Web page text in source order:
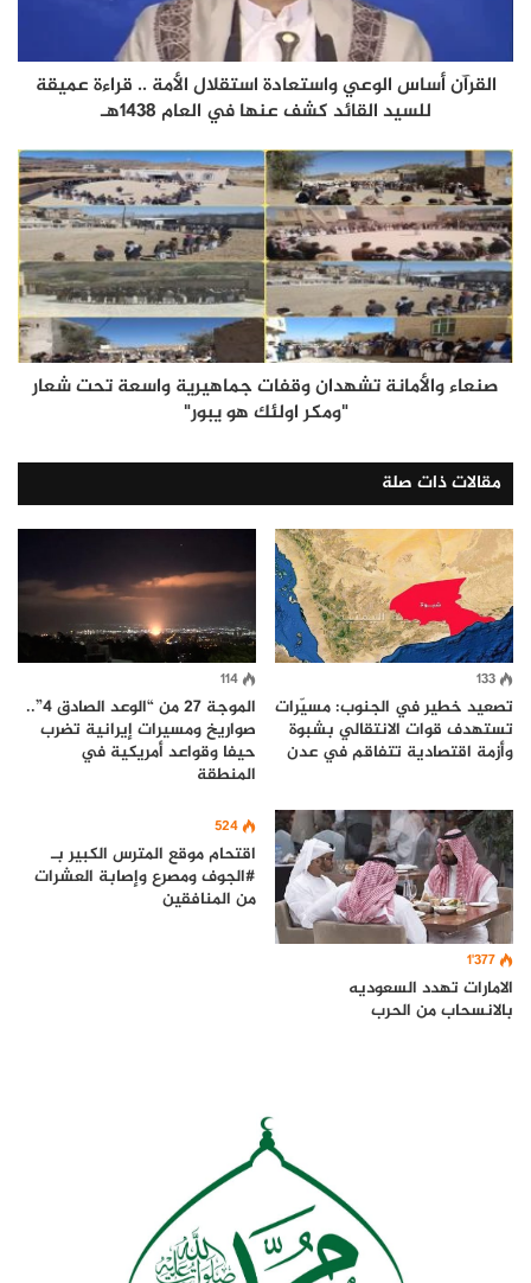
القرآن أساس الوعي واستعادة استقلال الأمة .. قراءة عميقة
للسيد القائد كشف عنها في العام 1438هـ
صنعاء والأمانة تشهدان وقفات جماهيرية واسعة تحت شعار
"ومكر اولئك هو يبور"
مقالات ذات صلة
133
تصعيد خطير في الجنوب: مسيّرات
تستهدف قوات الانتقالي بشبوة
وأزمة اقتصادية تتفاقم في عدن
114
الموجة 27 من “الوعد الصادق 4”..
صواريخ ومسيرات إيرانية تضرب
حيفا وقواعد أمريكية في
المنطقة
1٬377
الامارات تهدد السعوديه
بالانسحاب من الحرب
524
اقتحام موقع المترس الكبير بـ
#الجوف ومصرع وإصابة العشرات
من المنافقين